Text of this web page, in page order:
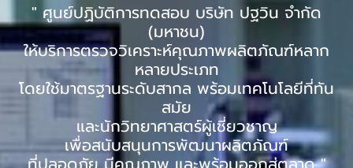
" ศูนย์ปฏิบัติการทดสอบ บริษัท ปฐวิน จำกัด
(มหาชน)
ให้บริการตรวจวิเคราะห์คุณภาพผลิตภัณฑ์หลาก
หลายประเภท
โดยใช้มาตรฐานระดับสากล พร้อมเทคโนโลยีที่ทัน
สมัย
และนักวิทยาศาสตร์ผู้เชี่ยวชาญ
เพื่อสนับสนุนการพัฒนาผลิตภัณฑ์